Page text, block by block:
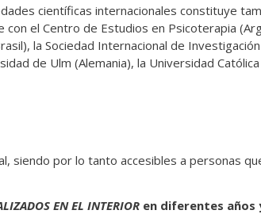
científicas internacionales constituye
el Centro de Estudios en Psicoterapia
la Sociedad Internacional de
de Ulm (Alemania), la Universidad
siendo por lo tanto accesibles a personas
EN EL INTERIOR en diferentes años